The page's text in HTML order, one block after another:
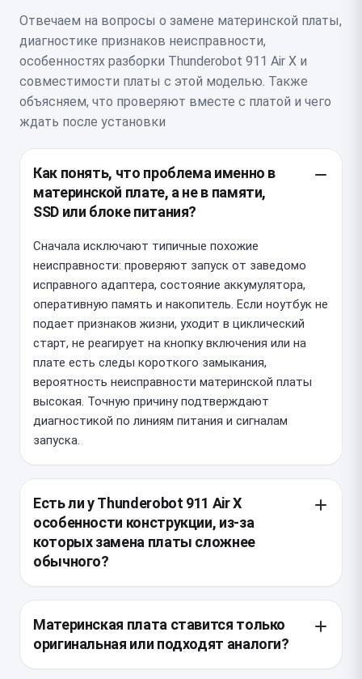
Отвечаем на вопросы о замене материнской платы,
диагностике признаков неисправности,
особенностях разборки Thunderobot 911 Air X и
совместимости платы с этой моделью. Также
объясняем, что проверяют вместе с платой и чего
ждать после установки
Как понять, что проблема именно в
материнской плате, а не в памяти,
SSD или блоке питания?
Сначала исключают типичные похожие
неисправности: проверяют запуск от заведомо
исправного адаптера, состояние аккумулятора,
оперативную память и накопитель. Если ноутбук не
подает признаков жизни, уходит в циклический
старт, не реагирует на кнопку включения или на
плате есть следы короткого замыкания,
вероятность неисправности материнской платы
высокая. Точную причину подтверждают
диагностикой по линиям питания и сигналам
запуска.
Есть ли у Thunderobot 911 Air X
особенности конструкции, из-за
которых замена платы сложнее
обычного?
доступа к плате нужно аккуратно снимать систему
охлаждения, шлейфы и периферию. Важно не
повредить тонкие разъемы, шлейфы подсветки и
Материнская плата ставится только
оригинальная или подходят аналоги?